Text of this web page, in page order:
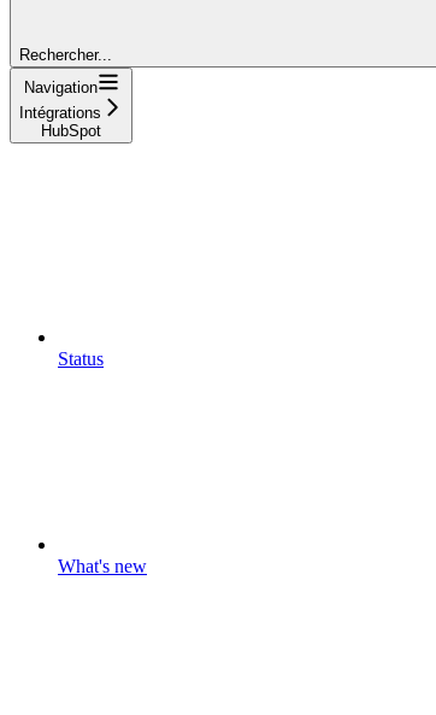
Rechercher...
Navigation
Intégrations
HubSpot
Status
What's new